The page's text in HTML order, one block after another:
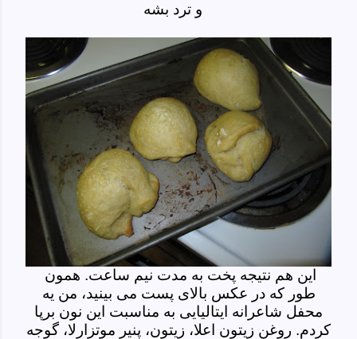
طور که در عکس بالای پست می بینید، من یه
محفل شاعرانه ایتالیایی به مناسبت این نون برپا
کردم. روغن زیتون اعلا، زیتون، پنیر موتزارلا، گوجه